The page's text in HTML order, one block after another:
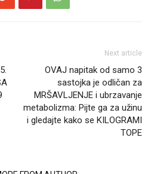
Next article
OVAJ napitak od samo 3
sastojka je odličan za
MRŠAVLJENJE i ubrzavanje
metabolizma: Pijte ga za užinu
i gledajte kako se KILOGRAMI
TOPE